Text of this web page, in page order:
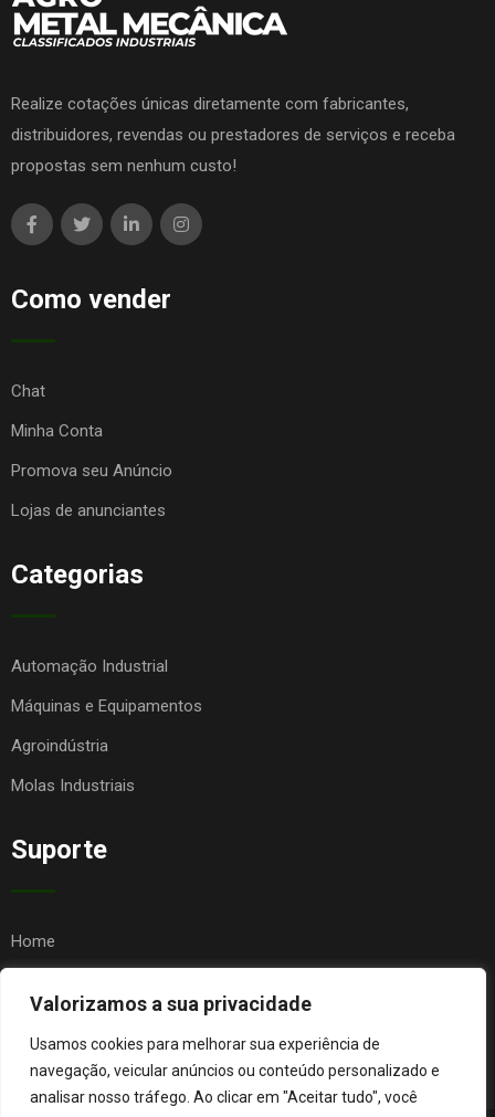
Valorizamos a sua privacidade
Usamos cookies para melhorar sua experiência de
navegação, veicular anúncios ou conteúdo personalizado e
analisar nosso tráfego. Ao clicar em "Aceitar tudo", você
Realize cotações únicas diretamente com fabricantes,
distribuidores, revendas ou prestadores de serviços e receba
propostas sem nenhum custo!
Como vender
Chat
Minha Conta
Promova seu Anúncio
Lojas de anunciantes
Categorias
Automação Industrial
Máquinas e Equipamentos
Agroindústria
Molas Industriais
Suporte
Home